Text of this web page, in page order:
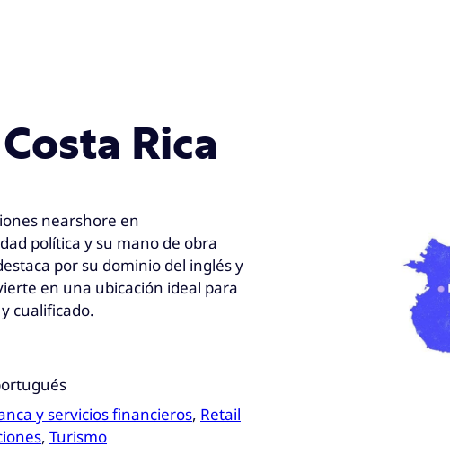
Rica
nearshore en
política y su mano de obra
por su dominio del inglés y
en una ubicación ideal para
cualificado.
y servicios financieros, Retail
, Turismo